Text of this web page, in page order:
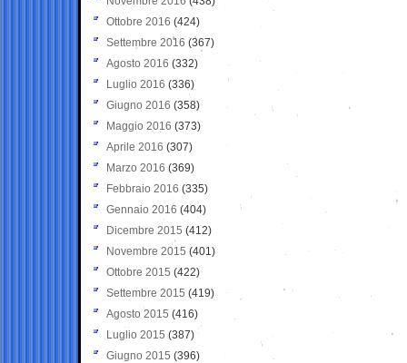
Ottobre 2016 (424)
Settembre 2016 (367)
Agosto 2016 (332)
Luglio 2016 (336)
Giugno 2016 (358)
Maggio 2016 (373)
Aprile 2016 (307)
Marzo 2016 (369)
Febbraio 2016 (335)
Gennaio 2016 (404)
Dicembre 2015 (412)
Novembre 2015 (401)
Ottobre 2015 (422)
Settembre 2015 (419)
Agosto 2015 (416)
Luglio 2015 (387)
Giugno 2015 (396)